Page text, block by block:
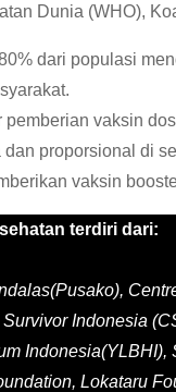
Dunia (WHO),
dari populasi
vaksin
proporsional di
vaksin
terdiri dari:
Indonesia
Lokataru